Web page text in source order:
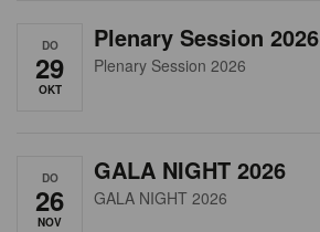
DO
29
OKT
Plenary Session 2026
Plenary Session 2026
DO
26
NOV
GALA NIGHT 2026
GALA NIGHT 2026